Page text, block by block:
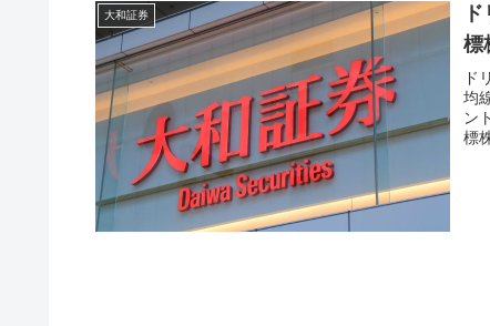
大和証券
標
ド
均
ン
標